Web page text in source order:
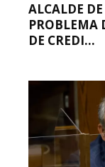
ALCALDE
PROBLEMA
DE CREDI...